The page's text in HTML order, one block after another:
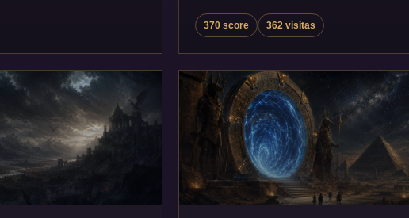
370 score 362 visitas